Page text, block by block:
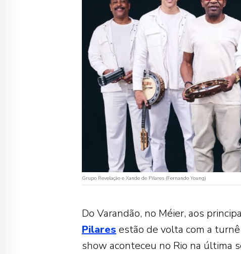
Grupo Revelação e Xande de Pilares (Fernando Young)
Do Varandão, no Méier, aos
Pilares estão de volta com a
show aconteceu no Rio na última